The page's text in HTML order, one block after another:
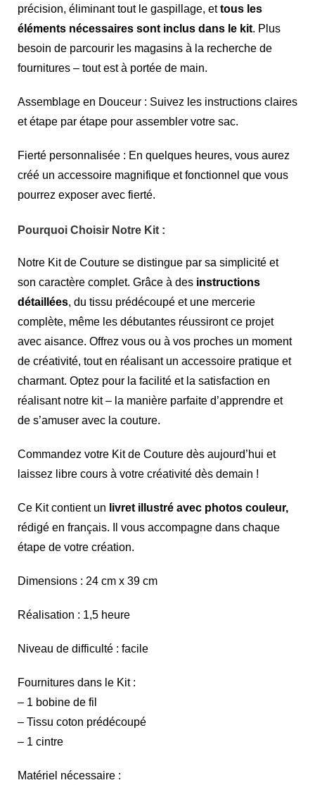
précision, éliminant tout le gaspillage, ettous les
éléments nécessaires sont inclus dans le kit. Plus
besoin de parcourir les magasins à la recherche de
fournitures – tout est à portée de main.
Assemblage en Douceur : Suivez les instructions claires
et étape par étape pour assembler votre sac.
Fierté personnalisée : En quelques heures, vous aurez
créé un accessoire magnifique et fonctionnel que vous
pourrez exposer avec fierté.
Pourquoi Choisir Notre Kit :
Notre Kit de Couture se distingue par sa simplicité et
son caractère complet. Grâce à des instructions
détaillées, du tissu prédécoupé et une mercerie
complète, même les débutantes réussiront ce projet
avec aisance. Offrez vous ou à vos proches un moment
de créativité, tout en réalisant un accessoire pratique et
charmant. Optez pour la facilité et la satisfaction en
réalisant notre kit – la manière parfaite d’apprendre et
de s’amuser avec la couture.
Commandez votre Kit de Couture dès aujourd’hui et
laissez libre cours à votre créativité dès demain !
Ce Kit contient un livret illustré avec photos couleur,
rédigé en français. Il vous accompagne dans chaque
étape de votre création.
Dimensions : 24 cm x 39 cm
Réalisation : 1,5 heure
Niveau de difficulté : facile
Fournitures dans le Kit :
– 1 bobine de fil
– Tissu coton prédécoupé
– 1 cintre
Matériel nécessaire :